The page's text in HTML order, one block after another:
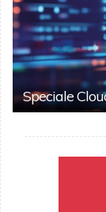
Speciale